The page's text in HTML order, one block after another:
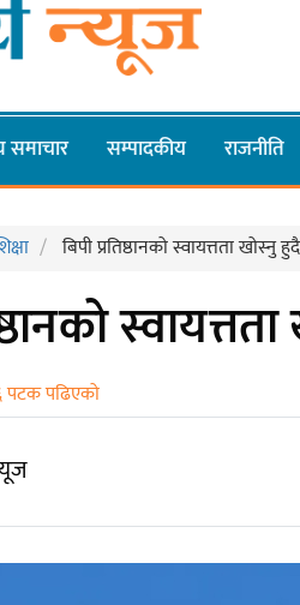
सम्पादकीय राजनीति
बिपी प्रतिष्ठानको स्वायत्तता खोस्नु
पटक पढिएको